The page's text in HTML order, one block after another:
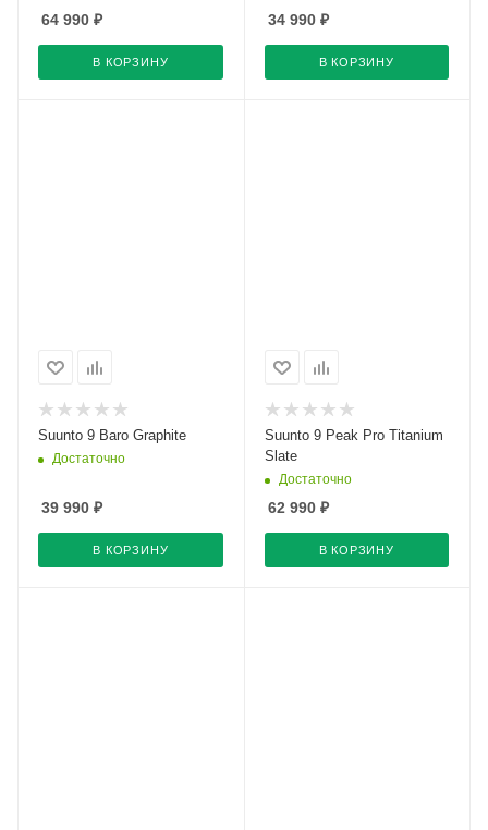
64 990 ₽
В КОРЗИНУ
34 990₽
В КОРЗИНУ
Suunto 9 Baro Graphite
Достаточно
39 990 ₽
В КОРЗИНУ
Suunto 9 Peak Pro Titanium
Slate
Достаточно
62 990₽
В КОРЗИНУ